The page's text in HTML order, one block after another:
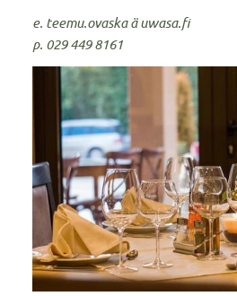
e. teemu.ovaska ä uwasa.fi
p. 029 449 8161